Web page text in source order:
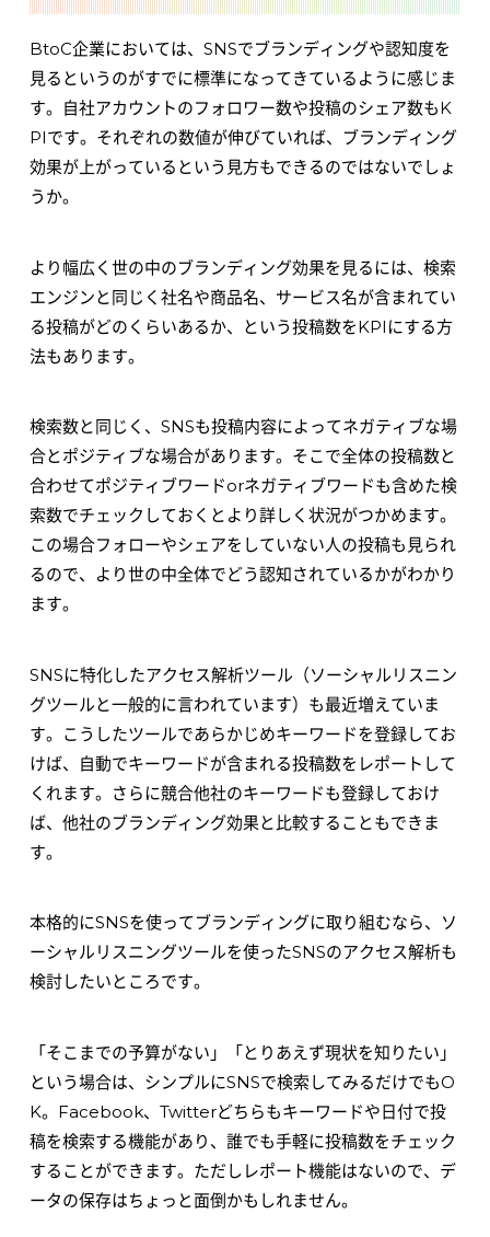
BtoC企業においては、SNSでブランディングや認知度を
見るというのがすでに標準になってきているように感じま
す。自社アカウントのフォロワー数や投稿のシェア数もK
PIです。それぞれの数値が伸びていれば、ブランディング
効果が上がっているという見方もできるのではないでしょ
うか。
より幅広く世の中のブランディング効果を見るには、検索
エンジンと同じく社名や商品名、サービス名が含まれてい
る投稿がどのくらいあるか、という投稿数をKPIにする方
法もあります。
検索数と同じく、SNSも投稿内容によってネガティブな場
合とポジティブな場合があります。そこで全体の投稿数と
合わせてポジティブワードorネガティブワードも含めた検
索数でチェックしておくとより詳しく状況がつかめます。
この場合フォローやシェアをしていない人の投稿も見られ
るので、より世の中全体でどう認知されているかがわかり
ます。
SNSに特化したアクセス解析ツール（ソーシャルリスニン
グツールと一般的に言われています）も最近増えていま
す。こうしたツールであらかじめキーワードを登録してお
けば、自動でキーワードが含まれる投稿数をレポートして
くれます。さらに競合他社のキーワードも登録しておけ
ば、他社のブランディング効果と比較することもできま
す。
本格的にSNSを使ってブランディングに取り組むなら、ソ
ーシャルリスニングツールを使ったSNSのアクセス解析も
検討したいところです。
「そこまでの予算がない」「とりあえず現状を知りたい」
という場合は、シンプルにSNSで検索してみるだけでもO
K。Facebook、Twitterどちらもキーワードや日付で投
稿を検索する機能があり、誰でも手軽に投稿数をチェック
することができます。ただしレポート機能はないので、デ
ータの保存はちょっと面倒かもしれません。